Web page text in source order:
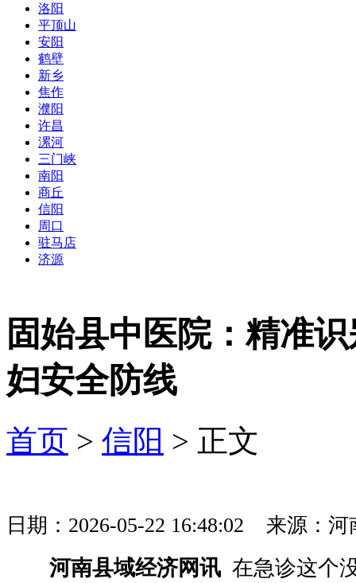
洛阳
平顶山
安阳
鹤壁
新乡
焦作
濮阳
许昌
漯河
三门峡
南阳
商丘
信阳
周口
驻马店
济源
固始县中医院：精准
妇安全防线
首页 > 信阳 > 正文
日期：2026-05-22 16:48:02 来源：
河南县域经济网讯 在急诊这个